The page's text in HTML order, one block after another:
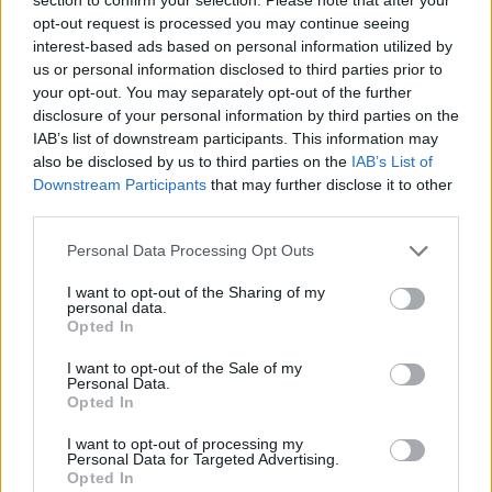
opt-out request is processed you may continue seeing
interest-based ads based on personal information utilized by
us or personal information disclosed to third parties prior to
your opt-out. You may separately opt-out of the further
disclosure of your personal information by third parties on the
IAB’s list of downstream participants. This information may
also be disclosed by us to third parties on the IAB’s List of
Downstream Participants that may further disclose it to other
Personal Data Processing Opt Outs
I want to opt-out of the Sharing of my
personal data.
Opted In
I want to opt-out of the Sale of my
Personal Data.
Opted In
I want to opt-out of processing my
Personal Data for Targeted Advertising.
Opted In
μητέρα, η οποία, όπως φαίνεται στο βίντεο,
εκτυλίσσονταν μπροστά στα μάτια της,